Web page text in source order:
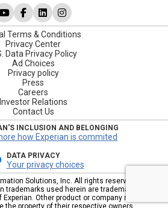
Terms & Conditions
Privacy Center
Data Privacy Policy
Ad Choices
Privacy policy
Press
Careers
Investor Relations
Contact Us
INCLUSION AND BELONGING
how Experian is commited
DATA PRIVACY
Your privacy choices
Solutions, Inc. All rights reserved.
trademarks used herein are trademarks or
Other product or company names
the property of their respective owners.